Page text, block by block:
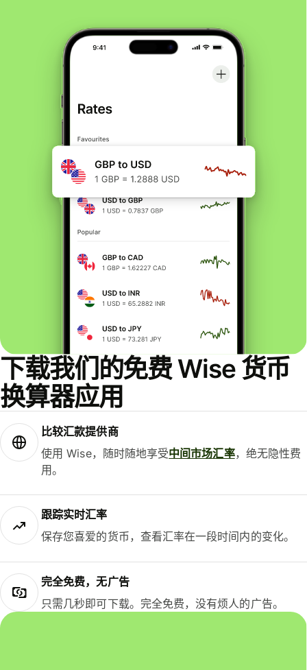
下载我们的免费 Wise 货币
换算器应用
比较汇款提供商
使用 Wise，随时随地享受中间市场汇率，绝无隐性费
用。
跟踪实时汇率
保存您喜爱的货币，查看汇率在一段时间内的变化。
完全免费，无广告
只需几秒即可下载。完全免费，没有烦人的广告。